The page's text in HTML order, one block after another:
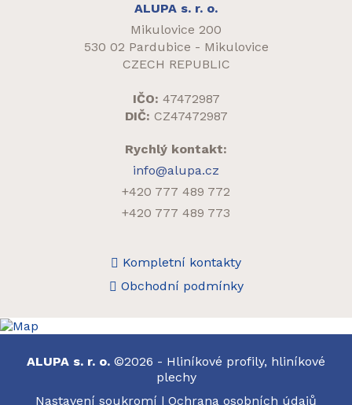
ALUPA s. r. o.
Mikulovice 200
530 02 Pardubice - Mikulovice
CZECH REPUBLIC
IČO: 47472987
DIČ: CZ47472987
Rychlý kontakt:
info@alupa.cz
+420 777 489 772
+420 777 489 773
Kompletní kontakty
Obchodní podmínky
ALUPA s. r. o. ©2026 - Hliníkové profily, hliníkové
plechy
Nastavení soukromí | Ochrana osobních údajů